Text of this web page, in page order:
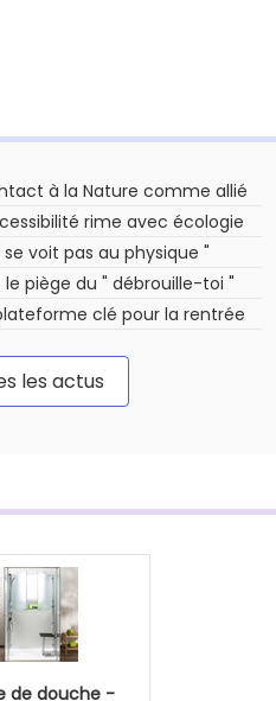
à la Nature comme allié
rime avec écologie
voit pas au physique "
piège du " débrouille-toi "
clé pour la rentrée
les actus
de douche -